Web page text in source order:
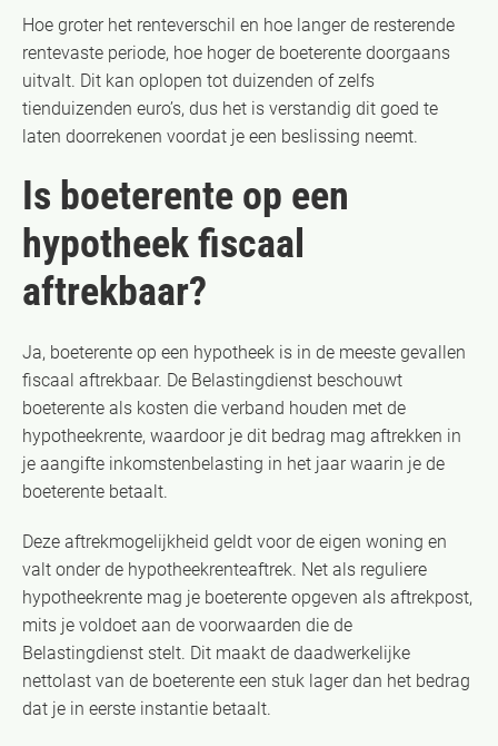
Hoe groter het renteverschil en hoe langer de resterende
rentevaste periode, hoe hoger de boeterente doorgaans
uitvalt. Dit kan oplopen tot duizenden of zelfs
tienduizenden euro’s, dus het is verstandig dit goed te
laten doorrekenen voordat je een beslissing neemt.
Is boeterente op een
hypotheek fiscaal
aftrekbaar?
Ja, boeterente op een hypotheek is in de meeste gevallen
fiscaal aftrekbaar. De Belastingdienst beschouwt
boeterente als kosten die verband houden met de
hypotheekrente, waardoor je dit bedrag mag aftrekken in
je aangifte inkomstenbelasting in het jaar waarin je de
boeterente betaalt.
Deze aftrekmogelijkheid geldt voor de eigen woning en
valt onder de hypotheekrenteaftrek. Net als reguliere
hypotheekrente mag je boeterente opgeven als aftrekpost,
mits je voldoet aan de voorwaarden die de
Belastingdienst stelt. Dit maakt de daadwerkelijke
nettolast van de boeterente een stuk lager dan het bedrag
dat je in eerste instantie betaalt.